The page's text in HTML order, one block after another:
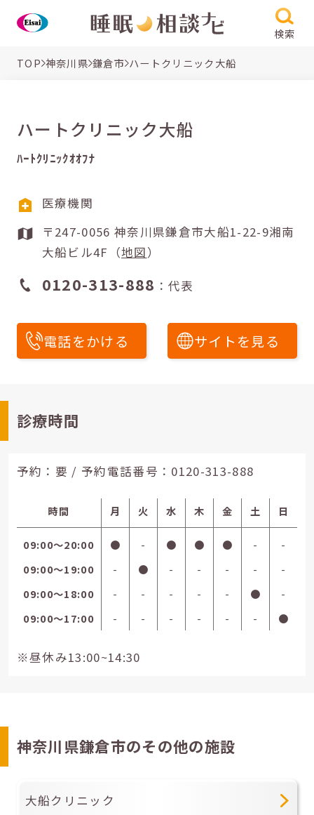
検索
TOP 神奈川県 鎌倉市 ハートクリニック大船
ハートクリニック大船
ﾊｰﾄｸﾘﾆｯｸｵｵﾌﾅ
医療機関
〒247-0056 神奈川県鎌倉市大船1-22-9湘南
大船ビル4F（地図）
0120-313-888 ：代表
電話をかける サイトを見る
診療時間
予約：要 / 予約電話番号： 0120-313-888
時間 月 火 水 木 金 土 日
09:00〜20:00 ● - ● ● ● -
-
09:00〜19:00
- ● - - - -
-
09:00〜18:00
- - - - - ●
-
09:00〜17:00
- - - - - - ●
※昼休み13:00~14:30
神奈川県鎌倉市のその他の施設
大船クリニック